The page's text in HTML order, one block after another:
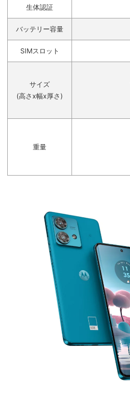
生体認証
バッテリー容量
SIMスロット
サイズ
(高さx幅x厚さ)
重量